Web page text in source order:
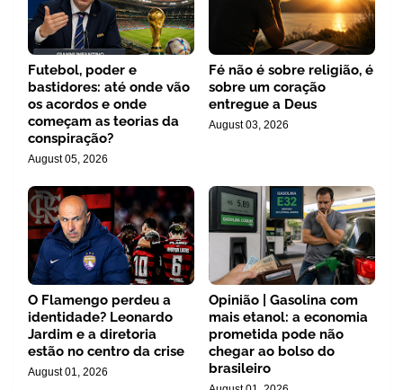
Futebol, poder e
bastidores: até onde vão
os acordos e onde
começam as teorias da
conspiração?
August 05, 2026
Fé não é sobre religião, é
sobre um coração
entregue a Deus
August 03, 2026
O Flamengo perdeu a
identidade? Leonardo
Jardim e a diretoria
estão no centro da crise
August 01, 2026
Opinião | Gasolina com
mais etanol: a economia
prometida pode não
chegar ao bolso do
brasileiro